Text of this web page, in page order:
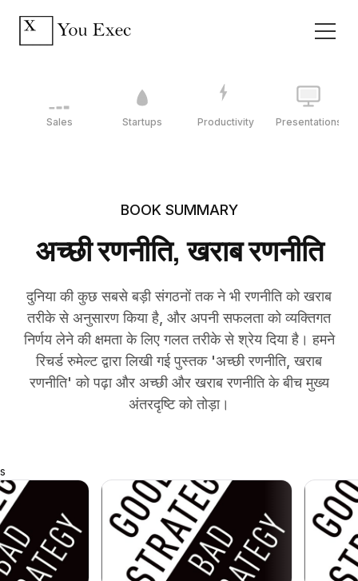
Sales Startups Productivity Presentations
BOOK SUMMARY
अच्छी रणनीति, खराब रणनीति
दुनिया की कुछ सबसे बड़ी संगठनों तक ने भी रणनीति को खराब
तरीके से अनुसारण किया है, और अपनी सफलता को व्यक्तिगत
निर्णय लेने की क्षमता के लिए गलत तरीके से श्रेय दिया है। हमने
रिचर्ड रुमेल्ट द्वारा लिखी गई पुस्तक 'अच्छी रणनीति, खराब
रणनीति' को पढ़ा और अच्छी और खराब रणनीति के बीच मुख्य
अंतरदृष्टि को तोड़ा।
s